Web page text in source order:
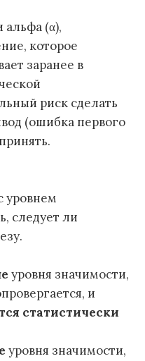
альфа (α),
которое
заранее в
риск сделать
(ошибка первого
уровнем
следует ли
уровня значимости,
и
статистически
уровня значимости,